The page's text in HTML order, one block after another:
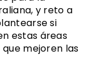
y reto a
si
estas áreas
mejoren las